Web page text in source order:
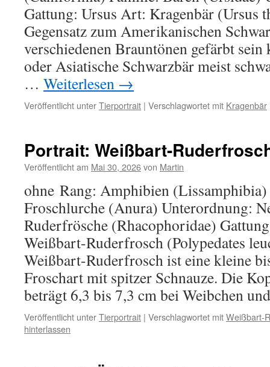
Gattung: Ursus Art: Kragenbär (Ursus
Gegensatz zum Amerikanischen
verschiedenen Brauntönen gefärbt
oder Asiatische Schwarzbär meist
… Weiterlesen →
Veröffentlicht unterTierportrait | Verschlagwortet mit Kragenbär
Portrait: Weißbart-
Veröffentlicht am Mai 30, 2026von Martin
ohne Rang: Amphibien
Froschlurche (Anura) Unterordnung:
Ruderfrösche (Rhacophoridae)
Weißbart-Ruderfrosch (Polypedates
Weißbart-Ruderfrosch ist eine kleine
Froschart mit spitzer Schnauze. Die
beträgt 6,3 bis 7,3 cm bei Weibchen
Veröffentlicht unterTierportrait | Verschlagwortet mitWeißbart-
hinterlassen